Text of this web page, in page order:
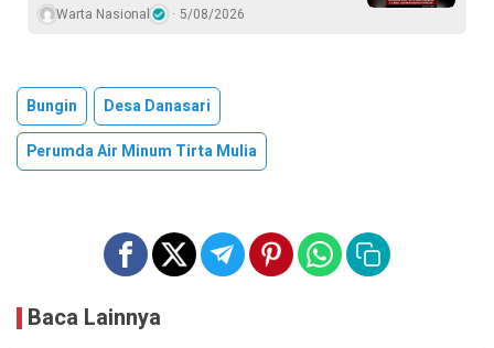
Warta Nasional 5/08/2026
Bungin
Desa Danasari
Perumda Air Minum Tirta Mulia
Baca Lainnya